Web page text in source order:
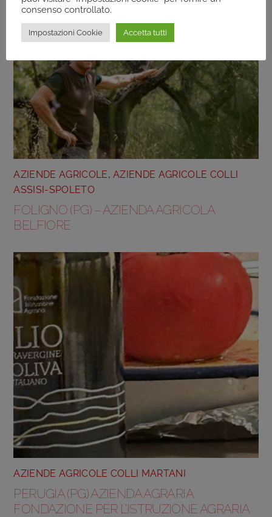
AZIENDE AGRICOLE,AZIENDE AGRICOLE COLLI
ASSISI-SPOLETO
FOLIGNO (PG) – AZIENDA AGRICOLA
BELFIORE
AZIENDE AGRICOLE COLLI MARTANI
PERUGIA (PG) AZIENDA AGRARIA
FONDAZIONE PER L’ISTRUZIONE AGRARIA
consenso controllato.
Impostazioni Cookie Accetta tutti